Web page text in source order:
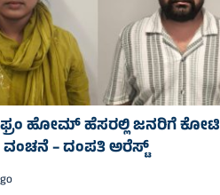
ಹೋಮ್ ಹೆಸರಲ್ಲಿ ಜನರಿಗೆ ಕೋಟಿ
– ದಂಪತಿ ಅರೆಸ್ಟ್